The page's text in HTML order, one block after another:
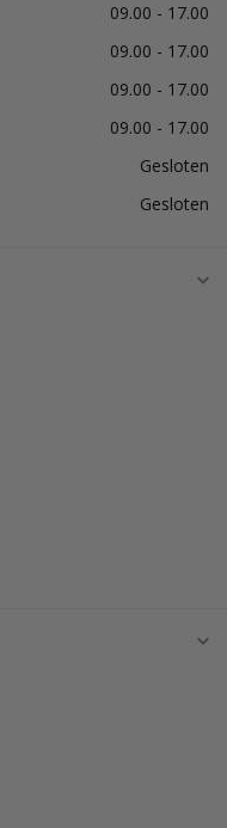
09.00 - 17.00
09.00 - 17.00
09.00 - 17.00
09.00 - 17.00
Gesloten
Gesloten